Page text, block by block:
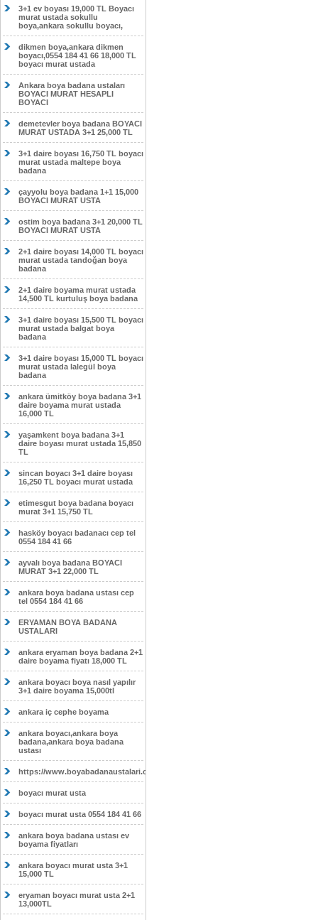
3+1 ev boyası 19,000 TL Boyacı
murat ustada sokullu
boya,ankara sokullu boyacı,
dikmen boya,ankara dikmen
boyacı,0554 184 41 66 18,000 TL
boyacı murat ustada
Ankara boya badana ustaları
BOYACI MURAT HESAPLI
BOYACI
demetevler boya badana BOYACI
MURAT USTADA 3+1 25,000 TL
3+1 daire boyası 16,750 TL boyacı
murat ustada maltepe boya
badana
çayyolu boya badana 1+1 15,000
BOYACI MURAT USTA
ostim boya badana 3+1 20,000 TL
BOYACI MURAT USTA
2+1 daire boyası 14,000 TL boyacı
murat ustada tandoğan boya
badana
2+1 daire boyama murat ustada
14,500 TL kurtuluş boya badana
3+1 daire boyası 15,500 TL boyacı
murat ustada balgat boya
badana
3+1 daire boyası 15,000 TL boyacı
murat ustada lalegül boya
badana
ankara ümitköy boya badana 3+1
daire boyama murat ustada
16,000 TL
yaşamkent boya badana 3+1
daire boyası murat ustada 15,850
TL
sincan boyacı 3+1 daire boyası
16,250 TL boyacı murat ustada
etimesgut boya badana boyacı
murat 3+1 15,750 TL
hasköy boyacı badanacı cep tel
0554 184 41 66
ayvalı boya badana BOYACI
MURAT 3+1 22,000 TL
ankara boya badana ustası cep
tel 0554 184 41 66
ERYAMAN BOYA BADANA
USTALARI
ankara eryaman boya badana 2+1
daire boyama fiyatı 18,000 TL
ankara boyacı boya nasıl yapılır
3+1 daire boyama 15,000tl
ankara iç cephe boyama
ankara boyacı,ankara boya
badana,ankara boya badana
ustası
https://www.boyabadanaustalari.com/
boyacı murat usta
boyacı murat usta 0554 184 41 66
ankara boya badana ustası ev
boyama fiyatları
ankara boyacı murat usta 3+1
15,000 TL
eryaman boyacı murat usta 2+1
13,000TL